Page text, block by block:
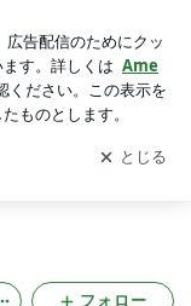
を受け取りまし
開く
フォロー